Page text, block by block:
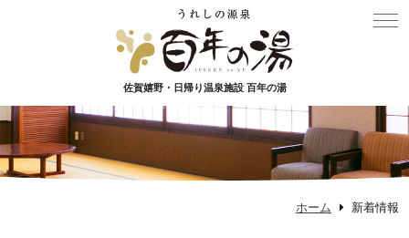
佐賀嬉野・日帰り温泉施設 百年の湯
ホーム 新着情報